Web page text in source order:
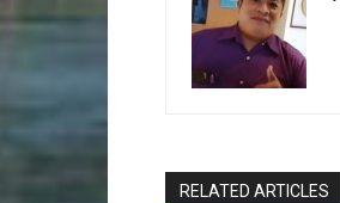
RELATED ARTICLES